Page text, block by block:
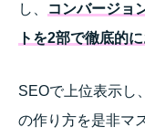
し、
コンバージョ
トを2部で徹底的
SEOで上位表示し
の作り方を是非マ